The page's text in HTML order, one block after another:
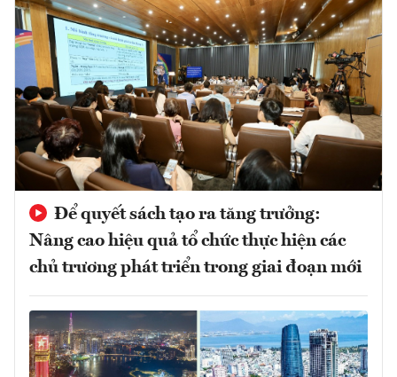
Để quyết sách tạo ra tăng trưởng:
Nâng cao hiệu quả tổ chức thực hiện các
chủ trương phát triển trong giai đoạn mới